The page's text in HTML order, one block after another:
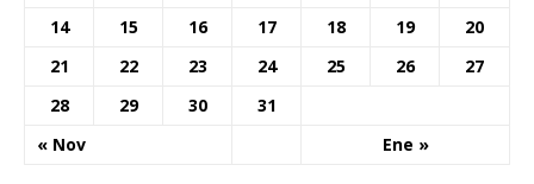
« Nov Ene »
14
15 16 17 18 19
20
21
22 23 24 25 26
27
28
29 30 31